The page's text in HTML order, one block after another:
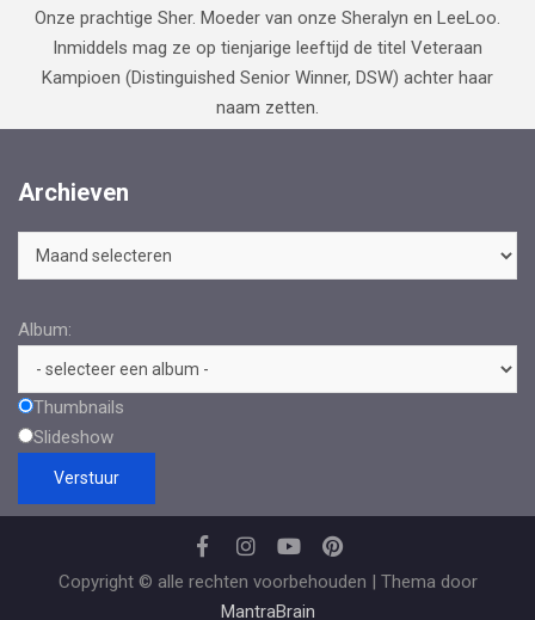
Onze prachtige Sher. Moeder van onze Sheralyn en LeeLoo.
Inmiddels mag ze op tienjarige leeftijd de titel Veteraan
Kampioen (Distinguished Senior Winner, DSW) achter haar
naam zetten.
Archieven
Archieven
Album:
Thumbnails
Slideshow
Copyright © alle rechten voorbehouden | Thema door
MantraBrain